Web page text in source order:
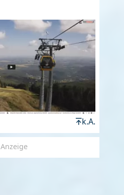
k.A.
Anzeige